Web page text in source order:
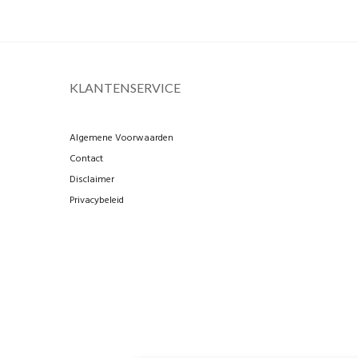
KLANTENSERVICE
Algemene Voorwaarden
Contact
Disclaimer
Privacybeleid